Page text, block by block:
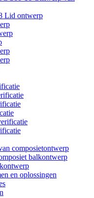
Lid ontwerp
composietontwerp
balkontwerp
en oplossingen